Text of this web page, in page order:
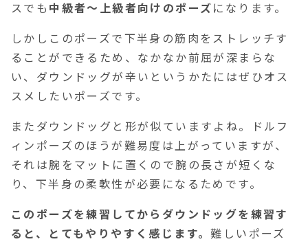
スでも 中級者～上級者向けのポーズ になります。
しかしこのポーズで下半身の筋肉をストレッチす
ることができるため、なかなか前屈が深まらな
い、ダウンドッグが辛いというかたにはぜひオス
スメしたいポーズです。
またダウンドッグと形が似ていますよね。ドルフ
ィンポーズのほうが難易度は上がっていますが、
それは腕をマットに置くので腕の長さが短くな
り、下半身の柔軟性が必要になるためです。
このポーズを練習してからダウンドッグを練習す
ると、とてもやりやすく感じます。難しいポーズ